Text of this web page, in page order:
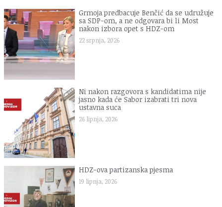
Grmoja predbacuje Benčić da se udružuje
sa SDP-om, a ne odgovara bi li Most
nakon izbora opet s HDZ-om
22 srpnja, 2026
Ni nakon razgovora s kandidatima nije
jasno kada će Sabor izabrati tri nova
ustavna suca
26 lipnja, 2026
HDZ-ova partizanska pjesma
19 lipnja, 2026